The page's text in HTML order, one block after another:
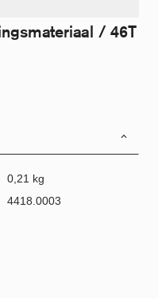
/ 46T
0,21 kg
4418.0003